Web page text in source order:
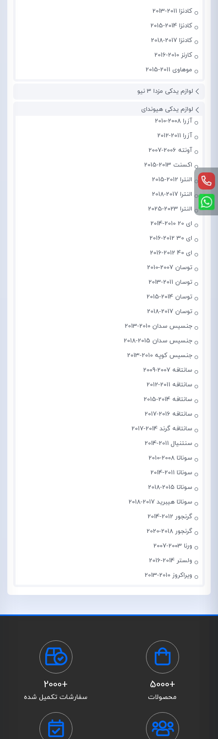
کادنزا 2011-2013
کادنزا 2014-2015
کادنزا 2017-2018
کارنز 2010-2016
موهاوی 2011-2015
لوازم یدکی مزدا 3 نیو
لوازم یدکی هیوندای
آزرا 2008-2010
آزرا 2011-2012
آونته 2006-2007
اکسنت 2013-2015
النترا 2012-2015
النترا 2017-2018
النترا 2023-2025
ای 20 2010-2014
ای 30 2012-2016
ای 40 2012-2016
توسان 2007-2010
توسان 2011-2013
توسان 2014-2015
توسان 2017-2018
جنسیس سدان 2010-2013
جنسیس سدان 2015-2018
جنسیس کوپه 2010-2013
سانتافه 2007-2009
سانتافه 2011-2012
سانتافه 2014-2015
سانتافه 2016-2017
سانتافه گرند 2014-2017
سنتنیال 2011-2014
سوناتا 2008-2010
سوناتا 2011-2014
سوناتا 2015-2018
سوناتا هیبرید 2017-2018
گرنجور 2012-2014
گرنجور 2018-2020
ورنا 2003-2007
ولستر 2014-2016
ویراکروز 2010-2013
+5000
محصولات
+2000
سفارشات تکمیل شده